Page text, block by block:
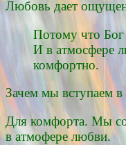
Любовь дает
Потому что Бог
И в атмосфере
комфортно.
Зачем мы вступаем в
Для комфорта. Мы
в атмофере любви.